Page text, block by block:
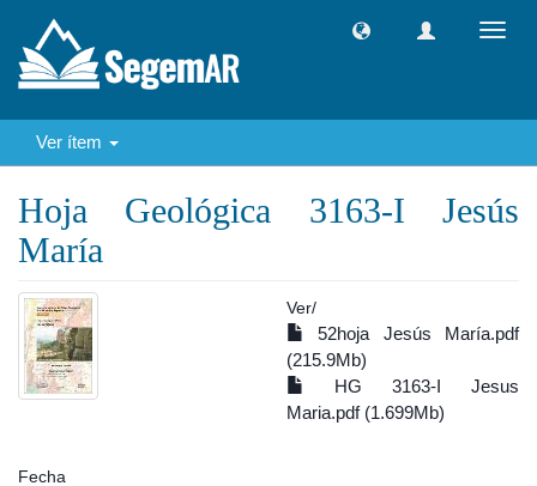
Ver ítem
Hoja Geológica 3163-I Jesús
María
Ver/
52hoja Jesús María.pdf
(215.9Mb)
HG 3163-I Jesus
Maria.pdf (1.699Mb)
Fecha